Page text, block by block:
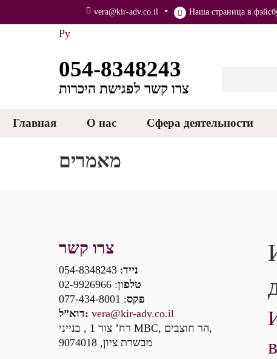
Наша страница в
vera@kir-adv.co.il
054-8348243
צרו קשר לפגישת היכרות
Ру
Сфера деятельности
О нас
Главная
מאמרים
צרו קשר
נייד: 054-8348243
טלפון: 02-9926966
פקס: 077-434-8001
דוא”ל: vera@kir-adv.co.il
רח’ צור 1 , בנייני MBC, הר חוצבים,
מבשרת ציון, 9074018